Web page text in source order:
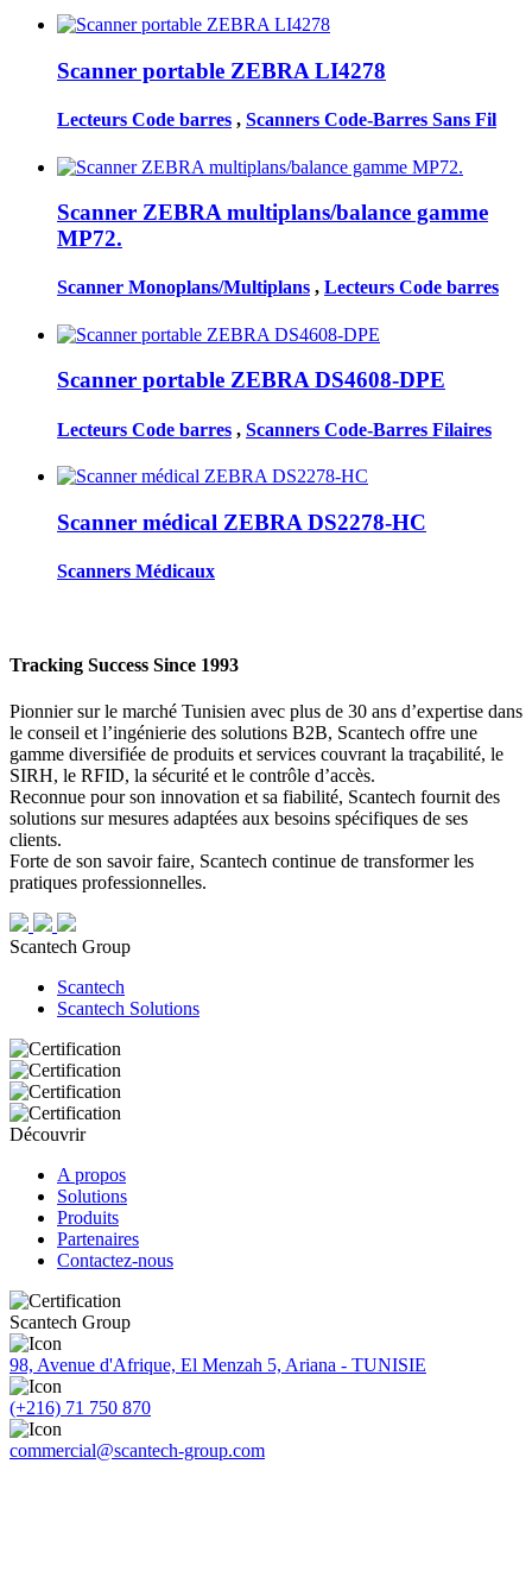
Scanner portable ZEBRA LI4278
Lecteurs Code barres , Scanners Code-Barres Sans Fil
Scanner ZEBRA multiplans/balance gamme
MP72.
Scanner Monoplans/Multiplans , Lecteurs Code barres
Scanner portable ZEBRA DS4608-DPE
Lecteurs Code barres , Scanners Code-Barres Filaires
Scanner médical ZEBRA DS2278-HC
Scanners Médicaux
Tracking Success Since 1993
Pionnier sur le marché Tunisien avec plus de 30 ans d’expertise dans
le conseil et l’ingénierie des solutions B2B, Scantech offre une
gamme diversifiée de produits et services couvrant la traçabilité, le
SIRH, le RFID, la sécurité et le contrôle d’accès.
Reconnue pour son innovation et sa fiabilité, Scantech fournit des
solutions sur mesures adaptées aux besoins spécifiques de ses
clients.
Forte de son savoir faire, Scantech continue de transformer les
pratiques professionnelles.
Scantech Group
Scantech
Scantech Solutions
Découvrir
A propos
Solutions
Produits
Partenaires
Contactez-nous
Scantech Group
98, Avenue d'Afrique, El Menzah 5, Ariana - TUNISIE
(+216) 71 750 870
commercial@scantech-group.com